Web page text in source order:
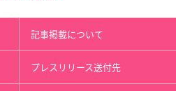
0年の真宝-
ハルカ 宮本武蔵
記事掲載について
プレスリリース送付先